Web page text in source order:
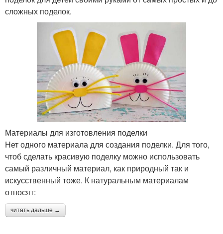
сложных поделок.
Материалы для изготовления поделки
Нет одного материала для создания поделки. Для того,
чтоб сделать красивую поделку можно использовать
самый различный материал, как природный так и
искусственный тоже. К натуральным материалам
относят:
читать дальше →